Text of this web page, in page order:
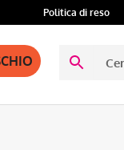
Politica di reso